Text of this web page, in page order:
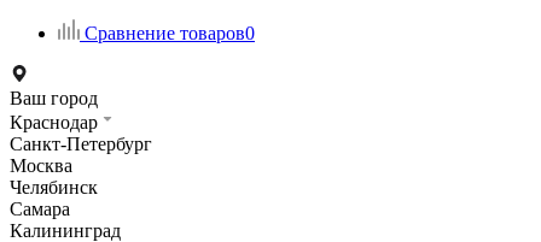
Сравнение товаров0
Ваш город
Краснодар
Санкт-Петербург
Москва
Челябинск
Самара
Калининград